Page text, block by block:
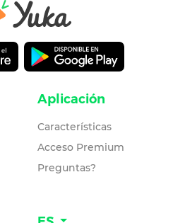
Aplicación
Características
Acceso Premium
Preguntas?